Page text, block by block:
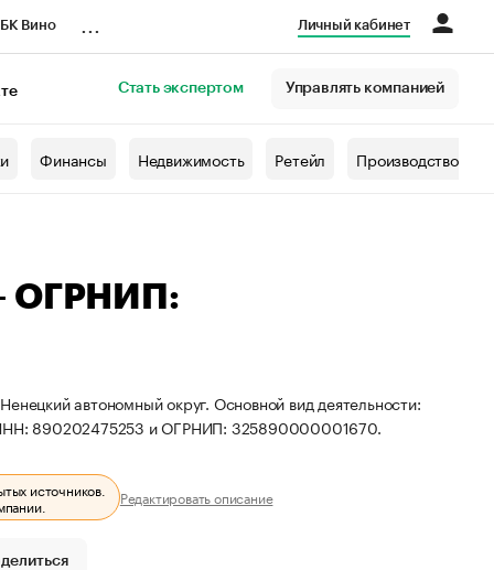
Вино Личный кабинет
Стать экспертом Управлять компанией
Финансы Недвижимость Ретейл Производство
ОГРНИП:
автономный округ. Основной вид деятельности:
ИНН: 890202475253 и ОГРНИП: 325890000001670.
источников.
Редактировать описание